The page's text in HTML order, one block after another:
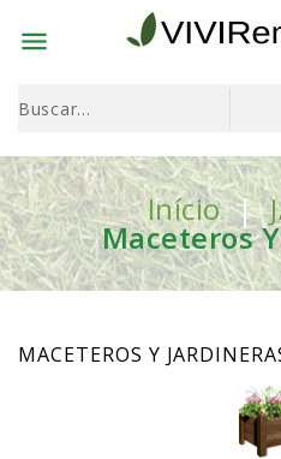

Início
Maceteros
MACETEROS Y